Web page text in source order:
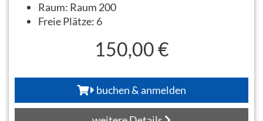
Raum: Raum 200
Freie Plätze: 6
150,00 €
buchen & anmelden